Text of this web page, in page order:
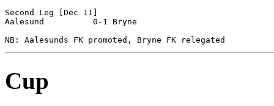
Second Leg [Dec 11]
Aalesund          0-1 Bryne
Cup